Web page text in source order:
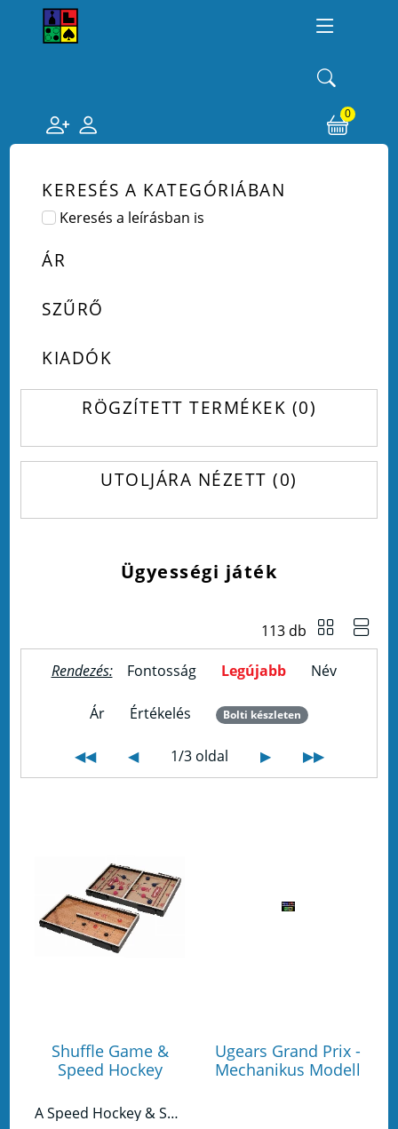
0
KERESÉS A KATEGÓRIÁBAN
Keresés a leírásban is
ÁR
SZŰRŐ
KIADÓK
RÖGZÍTETT TERMÉKEK 0
UTOLJÁRA NÉZETT 0
Ügyességi játék
113 db
Rendezés: Fontosság Legújabb Név
Ár Értékelés Bolti készleten
◀◀ ◀ 1/3 oldal ▶ ▶▶
Shuffle Game &
Speed Hockey
A Speed Hockey & Shuffle Game két gyors tempójú játék kicsiknek és nagyoknak egyaránt.
Ugears Grand Prix -
Mechanikus Modell